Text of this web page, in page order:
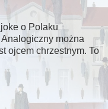
o Polaku
można
ojcem chrzestnym. To